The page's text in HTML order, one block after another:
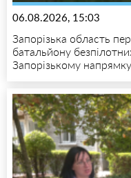
06.08.2026, 15:03
Запорізька область
батальйону
Запорізькому напрямку